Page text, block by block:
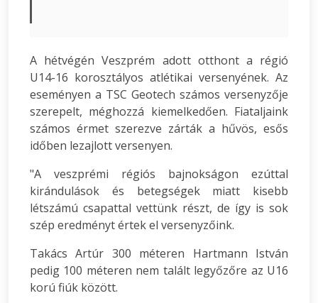
A hétvégén Veszprém adott otthont a régió
U14-16 korosztályos atlétikai versenyének. Az
eseményen a TSC Geotech számos versenyzője
szerepelt, méghozzá kiemelkedően. Fiataljaink
számos érmet szerezve zárták a hűvös, esős
időben lezajlott versenyen.
"A veszprémi régiós bajnokságon ezúttal
kirándulások és betegségek miatt kisebb
létszámú csapattal vettünk részt, de így is sok
szép eredményt értek el versenyzőink.
Takács Artúr 300 méteren Hartmann István
pedig 100 méteren nem talált legyőzőre az U16
korú fiúk között.